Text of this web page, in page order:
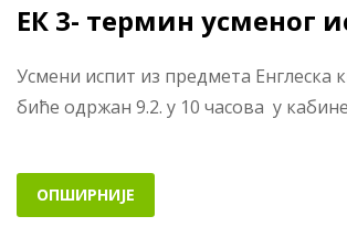
ЕК 3- термин усменог
Усмени испит из предмета Енглеска
биће одржан 9.2. у 10 часова у
ОПШИРНИЈЕ